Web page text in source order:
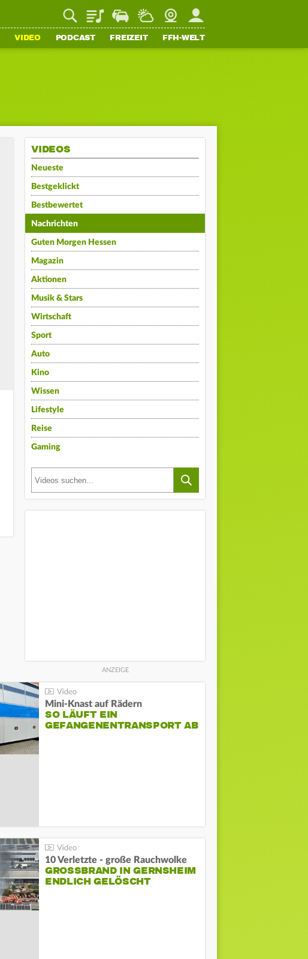
PlaylistStaupilotWetterWebcamMein FFH
VIDEO PODCAST FREIZEIT FFH-WELT
VIDEOS
Neueste
Bestgeklickt
Bestbewertet
Nachrichten
Guten Morgen Hessen
Magazin
Aktionen
Musik & Stars
Wirtschaft
Sport
Auto
Kino
Wissen
Lifestyle
Reise
Gaming
Mini-Knast auf Rädern
SO LÄUFT EIN
GEFANGENENTRANSPORT AB
10 Verletzte - große Rauchwolke
GROSSBRAND IN GERNSHEIM E
NDLICH GELÖSCHT